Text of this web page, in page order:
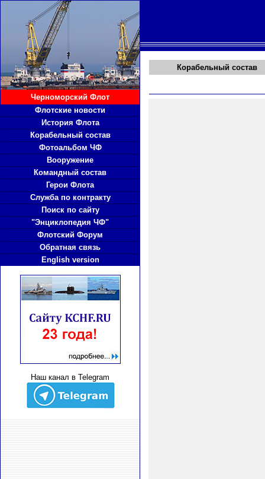
Черноморский Флот
Флотские новости
История Флота
Корабельный состав
Фотоальбом ЧФ
Вооружение
Командный состав
Герои Флота
Служба по контракту
Поиск по сайту
"Энциклопедия ЧФ"
Флотский Форум
Обратная связь
English version
Наш канал в Telegram
Корабельный состав